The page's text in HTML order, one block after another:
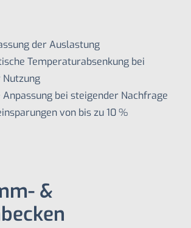
der Auslastung
Temperaturabsenkung bei
Anpassung bei steigender Nachfrage
von bis zu 10 %
&